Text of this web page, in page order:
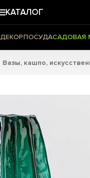
КАТАЛОГ
ДЕКОРПОСУДАСАДОВАЯ
Вазы, кашпо,